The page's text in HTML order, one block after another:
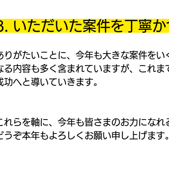
いただいた案件を丁寧
りがたいことに、今年も大きな案件を
る内容も多く含まれていますが、これま
功へと導いていきます。
れらを軸に、今年も皆さまのお力になれ
うぞ本年もよろしくお願い申し上げます。